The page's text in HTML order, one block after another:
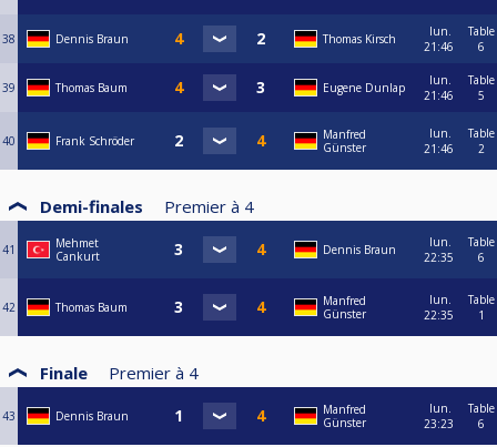
38 Dennis Braun Thomas Kirsch
lun.
21:46
Table
6
39 Thomas Baum Eugene Dunlap
lun.
21:46
Table
5
40 Frank Schröder
Manfred
Günster
lun.
21:46
Table
2
Demi-finales Premier à 4
41
Mehmet
Cankurt
Dennis Braun
lun.
22:35
Table
6
42 Thomas Baum
Manfred
Günster
lun.
22:35
Table
1
Finale Premier à 4
43 Dennis Braun
Manfred
Günster
lun.
23:23
Table
6